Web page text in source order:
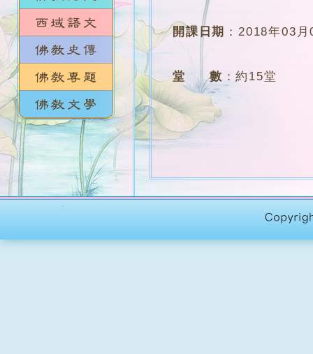
開課日期 ：2018年03月
堂 數 ：約15堂